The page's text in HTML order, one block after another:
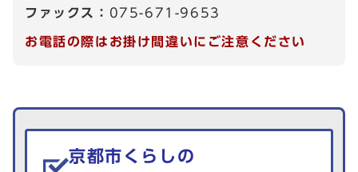
ファックス： 075-671-9653
お電話の際はお掛け間違いにご注意ください
生活情報を探す
京都市くらしの